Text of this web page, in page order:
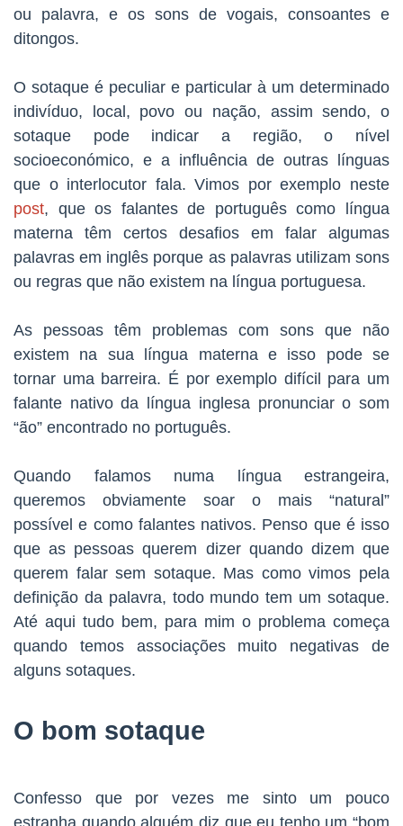
ou palavra, e os sons de vogais, consoantes e
ditongos.
O sotaque é peculiar e particular à um determinado
indivíduo, local, povo ou nação, assim sendo, o
sotaque pode indicar a região, o nível
socioeconómico, e a influência de outras línguas
que o interlocutor fala. Vimos por exemplo neste
post, que os falantes de português como língua
materna têm certos desafios em falar algumas
palavras em inglês porque as palavras utilizam sons
ou regras que não existem na língua portuguesa.
As pessoas têm problemas com sons que não
existem na sua língua materna e isso pode se
tornar uma barreira. É por exemplo difícil para um
falante nativo da língua inglesa pronunciar o som
“ão” encontrado no português.
Quando falamos numa língua estrangeira,
queremos obviamente soar o mais “natural”
possível e como falantes nativos. Penso que é isso
que as pessoas querem dizer quando dizem que
querem falar sem sotaque. Mas como vimos pela
definição da palavra, todo mundo tem um sotaque.
Até aqui tudo bem, para mim o problema começa
quando temos associações muito negativas de
alguns sotaques.
O bom sotaque
Confesso que por vezes me sinto um pouco
estranha quando alguém diz que eu tenho um “bom